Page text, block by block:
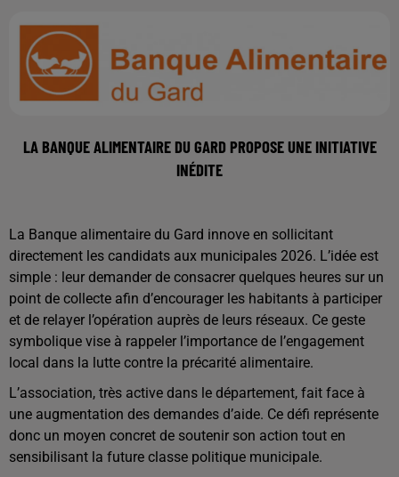
LA BANQUE ALIMENTAIRE DU GARD PROPOSE UNE INITIATIVE
INÉDITE
La Banque alimentaire du Gard innove en sollicitant
directement les candidats aux municipales 2026. L’idée est
simple : leur demander de consacrer quelques heures sur un
point de collecte afin d’encourager les habitants à participer
et de relayer l’opération auprès de leurs réseaux. Ce geste
symbolique vise à rappeler l’importance de l’engagement
local dans la lutte contre la précarité alimentaire.
L’association, très active dans le département, fait face à
une augmentation des demandes d’aide. Ce défi représente
donc un moyen concret de soutenir son action tout en
sensibilisant la future classe politique municipale.